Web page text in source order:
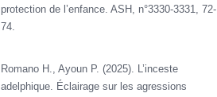
protection de l’enfance. ASH, n°3330-3331, 72-
74.
Romano H., Ayoun P. (2025). L’inceste
adelphique. Éclairage sur les agressions